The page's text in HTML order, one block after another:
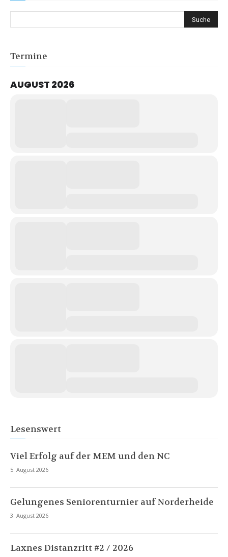
Termine
AUGUST 2026
Lesenswert
Viel Erfolg auf der MEM und den NC
5. August 2026
Gelungenes Seniorenturnier auf Norderheide
3. August 2026
Laxnes Distanzritt #2 / 2026